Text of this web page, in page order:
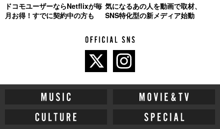
ドコモユーザーならNetflixが毎
月お得！すでに契約中の方も
気になるあの人を動画で取材、
SNS特化型の新メディア始動